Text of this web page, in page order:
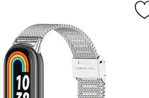
Xiaomi Smart Band 10/